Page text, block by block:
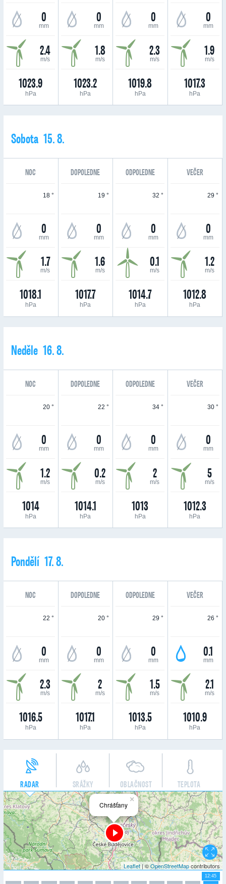
0
mm
2.4
m/s
1023.9
hPa
0
mm
1.8
m/s
1023.2
hPa
0
mm
2.3
m/s
1019.8
hPa
0
mm
1.9
m/s
1017.3
hPa
Sobota 15. 8.
NOC DOPOLEDNE ODPOLEDNE VEČER
18 °
0
mm
1.7
m/s
1018.1
hPa
19 °
0
mm
1.6
m/s
1017.7
hPa
32 °
0
mm
0.1
m/s
1014.7
hPa
29 °
0
mm
1.2
m/s
1012.8
hPa
Neděle 16. 8.
NOC DOPOLEDNE ODPOLEDNE VEČER
20 °
0
mm
1.2
m/s
1014
hPa
22 °
0
mm
0.2
m/s
1014.1
hPa
34 °
0
mm
2
m/s
1013
hPa
30 °
0
mm
5
m/s
1012.3
hPa
Pondělí 17. 8.
NOC DOPOLEDNE ODPOLEDNE VEČER
22 °
0
mm
2.3
m/s
1016.5
hPa
20 °
0
mm
2
m/s
1017.1
hPa
29 °
0
mm
1.5
m/s
1013.5
hPa
26 °
0.1
mm
2.1
m/s
1010.9
hPa
RADAR SRÁŽKY OBLAČNOST TEPLOTA
×
Chrášťany
Leaflet| ©OpenStreetMapcontributors
12:45